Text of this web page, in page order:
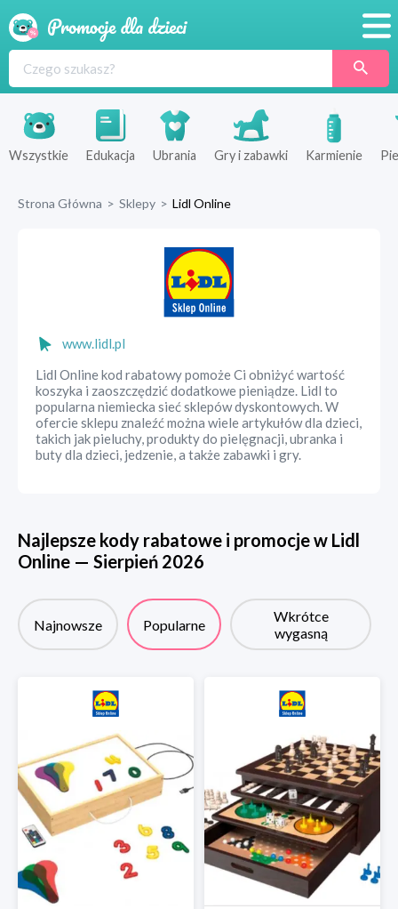
Produkty
Sklepy
Wszystkie Edukacja Ubrania Gry i zabawki Karmienie
Strona Główna > Sklepy > Lidl Online
www.lidl.pl
Lidl Online kod rabatowy pomoże Ci obniżyć wartość
koszyka i zaoszczędzić dodatkowe pieniądze. Lidl to
popularna niemiecka sieć sklepów dyskontowych. W
ofercie sklepu znaleźć można wiele artykułów dla dzieci,
takich jak pieluchy, produkty do pielęgnacji, ubranka i
buty dla dzieci, jedzenie, a także zabawki i gry.
Najlepsze kody rabatowe i promocje w Lidl
Online — Sierpień 2026
Najnowsze Popularne
Wkrótce
wygasną